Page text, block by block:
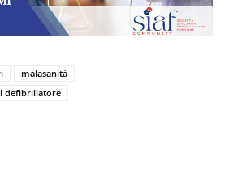
malasanità
defibrillatore